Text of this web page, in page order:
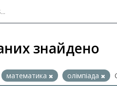
знайдено
математика олімпіада